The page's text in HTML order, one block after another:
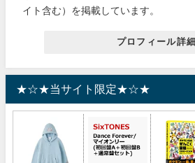
イト含む）を掲載しています。
プロフィール詳細
★☆★当サイト限定★☆★